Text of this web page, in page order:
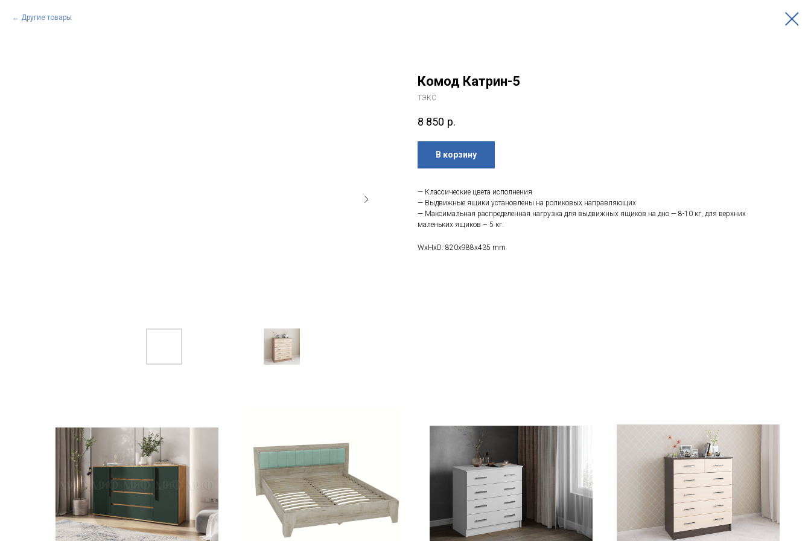
Другие товары
Комод Катрин-5
ТЭКС
8 850 р.
В корзину
— Классические цвета исполнения
— Выдвижные ящики установлены на роликовых направляющих
— Максимальная распределенная нагрузка для выдвижных ящиков на дно — 8-10 кг, для верхних
маленьких ящиков – 5 кг.
WxHxD: 820x988x435 mm